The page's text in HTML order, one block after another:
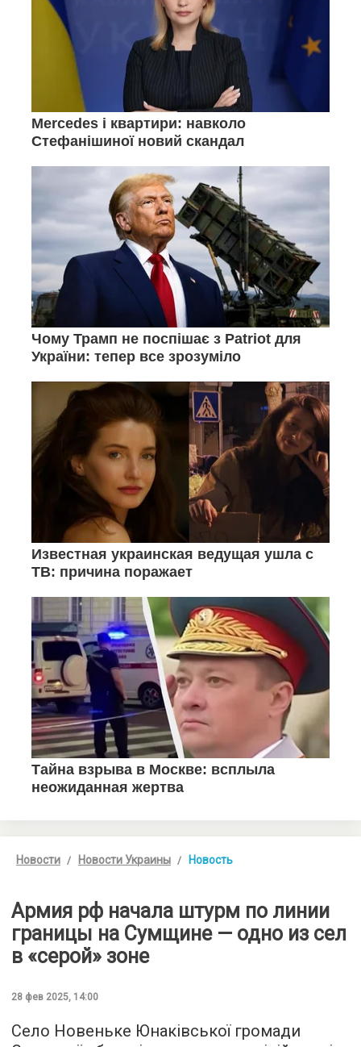
Новости Новости Украины Новость
Армия рф начала штурм по линии
границы на Сумщине — одно из сел
в «серой» зоне
28 фев 2025, 14:00
Село Новеньке Юнаківської громади